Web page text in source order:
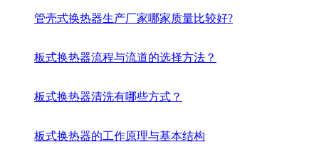
管壳式换热器生产厂家哪家质量比较好?
板式换热器流程与流道的选择方法？
板式换热器清洗有哪些方式？
板式换热器的工作原理与基本结构